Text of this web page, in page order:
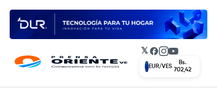
𝕏 Facebook
Instagram
YouTube
EUR/VES
Bs.
702,42